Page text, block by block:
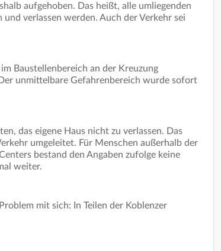
aufgehoben. Das heißt, alle umliegenden
verlassen werden. Auch der Verkehr sei
Baustellenbereich an der Kreuzung
unmittelbare Gefahrenbereich wurde sofort
das eigene Haus nicht zu verlassen. Das
umgeleitet. Für Menschen außerhalb der
bestand den Angaben zufolge keine
weiter.
mit sich: In Teilen der Koblenzer